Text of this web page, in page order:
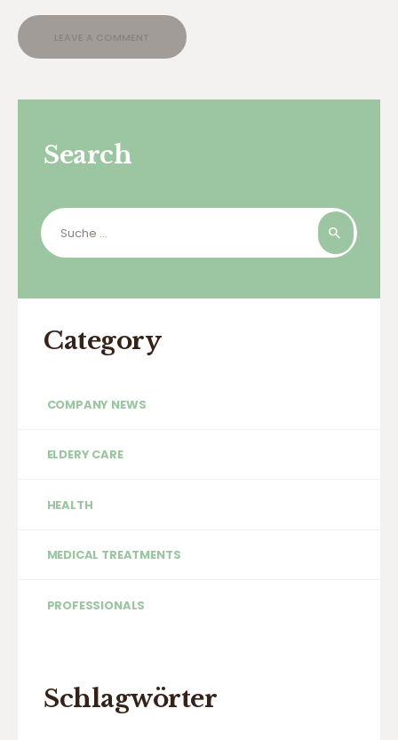
Search
Suche
nach:
Category
COMPANY NEWS
ELDERY CARE
HEALTH
MEDICAL TREATMENTS
PROFESSIONALS
Schlagwörter